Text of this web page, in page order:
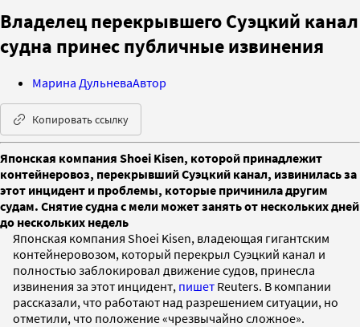
Владелец перекрывшего Суэцкий канал
судна принес публичные извинения
Марина ДульневаАвтор
Копировать ссылку
Японская компания Shoei Kisen, которой принадлежит
контейнеровоз, перекрывший Суэцкий канал, извинилась за
этот инцидент и проблемы, которые причинила другим
судам. Снятие судна с мели может занять от нескольких дней
до нескольких недель
Японская компания Shoei Kisen, владеющая гигантским
контейнеровозом, который перекрыл Суэцкий канал и
полностью заблокировал движение судов, принесла
извинения за этот инцидент, пишет Reuters. В компании
рассказали, что работают над разрешением ситуации, но
отметили, что положение «чрезвычайно сложное».